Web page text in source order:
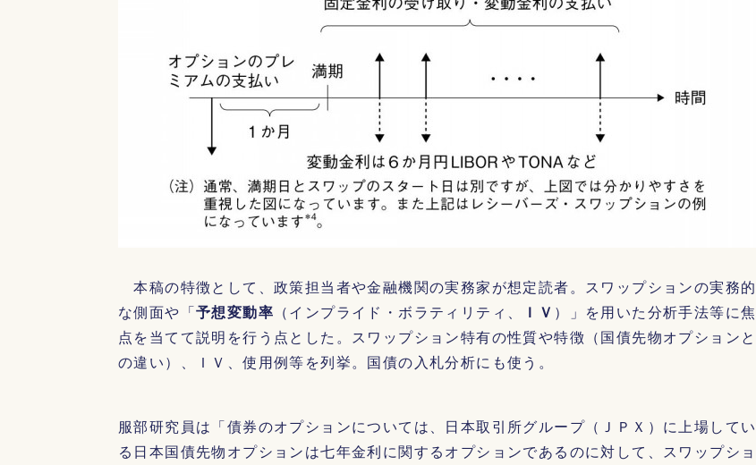
本稿の特徴として、政策担当者や金融機関の実務家が想定読者。スワップションの実務的
な側面や「予想変動率 （インプライド・ボラティリティ、 ＩＶ ）」を用いた分析手法等に焦
点を当てて説明を行う点とした。スワップション特有の性質や特徴（国債先物オプションと
の違い）、ＩＶ、使用例等を列挙。国債の入札分析にも使う。
服部研究員は「債券のオプションについては、日本取引所グループ（ＪＰＸ）に上場してい
る日本国債先物オプションは七年金利に関するオプションであるのに対して、スワップショ